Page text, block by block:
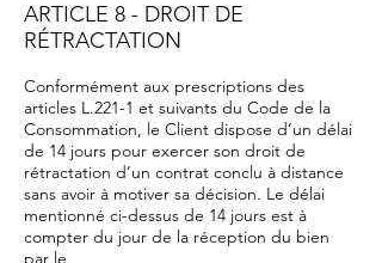
ARTICLE 8 - DROIT DE
RÉTRACTATION
Conformément aux prescriptions des
articles L.221-1 et suivants du Code de la
Consommation, le Client dispose d’un délai
de 14 jours pour exercer son droit de
rétractation d’un contrat conclu à distance
sans avoir à motiver sa décision. Le délai
mentionné ci-dessus de 14 jours est à
compter du jour de la réception du bien
par le